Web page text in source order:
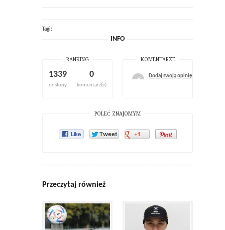
Tagi:
INFO
RANKING
1339
odsłony
0
komentarz(e)
KOMENTARZE
Dodaj swoją opinię
POLEĆ ZNAJOMYM
Przeczytaj również